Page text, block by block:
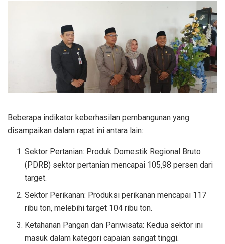
Beberapa indikator keberhasilan pembangunan yang
disampaikan dalam rapat ini antara lain:
Sektor Pertanian: Produk Domestik Regional Bruto
(PDRB) sektor pertanian mencapai 105,98 persen dari
target.
Sektor Perikanan: Produksi perikanan mencapai 117
ribu ton, melebihi target 104 ribu ton.
Ketahanan Pangan dan Pariwisata: Kedua sektor ini
masuk dalam kategori capaian sangat tinggi.